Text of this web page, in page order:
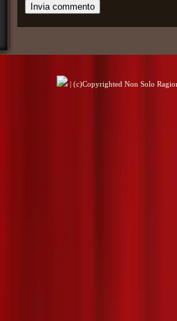
| (c)Copyrighted Non Solo